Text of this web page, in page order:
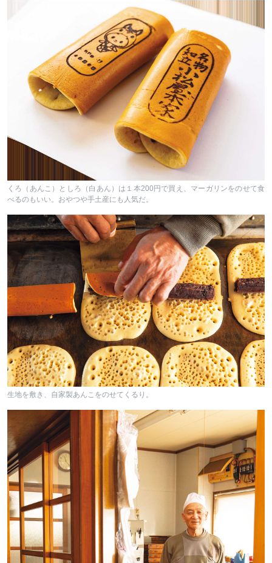
くろ（あんこ）としろ（白あん）は１本200円で買え、マーガリンをのせて食
べるのもいい。おやつや手土産にも人気だ。
生地を敷き、自家製あんこをのせてくるり。